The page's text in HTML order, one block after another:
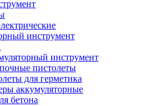
инструмент
инструмент
пистолеты
для герметика
аккумуляторные
бетона